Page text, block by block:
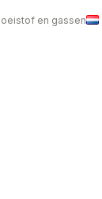
en gassen